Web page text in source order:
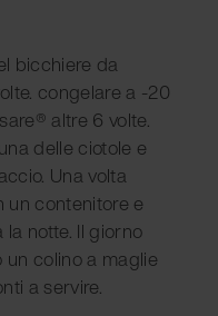
bicchiere da
congelare a -20
altre 6 volte.
delle ciotole e
Una volta
un contenitore e
notte. Il giorno
un colino a maglie
a servire.